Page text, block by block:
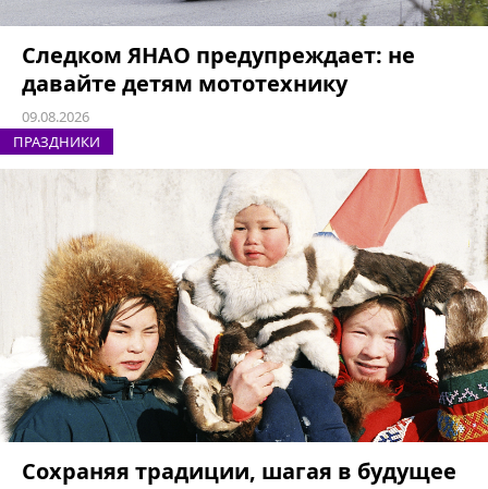
Следком ЯНАО предупреждает: не
давайте детям мототехнику
09.08.2026
ПРАЗДНИКИ
Сохраняя традиции, шагая в будущее